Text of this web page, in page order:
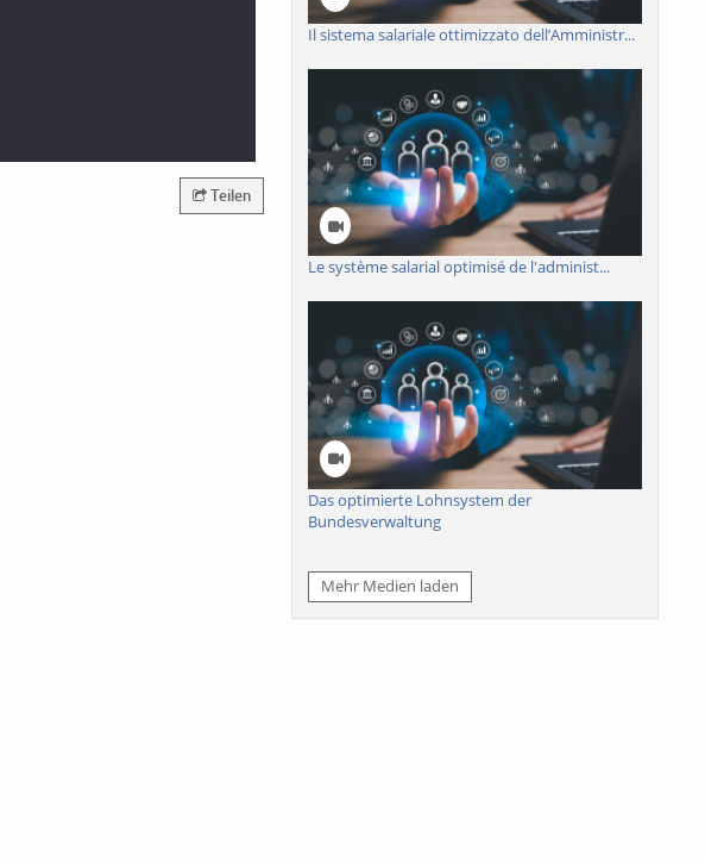
Teilen
Il sistema salariale ottimizzato dell’Amministr...
Le système salarial optimisé de l'administ...
Das optimierte Lohnsystem der
Bundesverwaltung
Mehr Medien laden